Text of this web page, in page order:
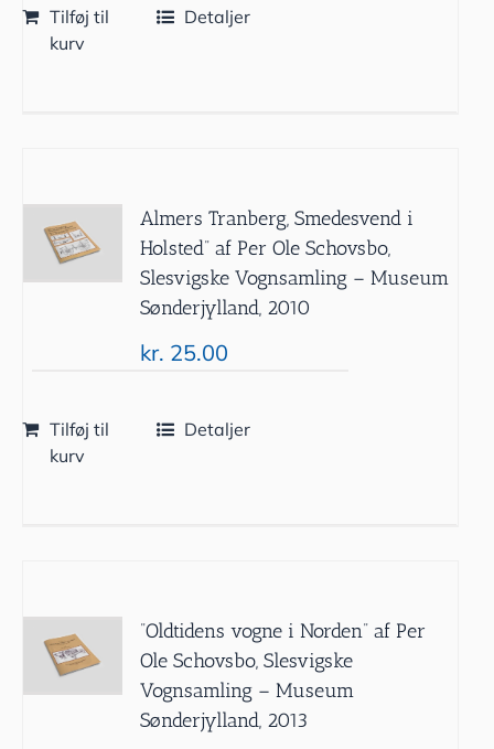
Tilføj til
kurv
Detaljer
Almers Tranberg, Smedesvend i
Holsted” af Per Ole Schovsbo,
Slesvigske Vognsamling – Museum
Sønderjylland, 2010
kr. 25.00
Tilføj til
kurv
Detaljer
”Oldtidens vogne i Norden” af Per
Ole Schovsbo, Slesvigske
Vognsamling – Museum
Sønderjylland, 2013